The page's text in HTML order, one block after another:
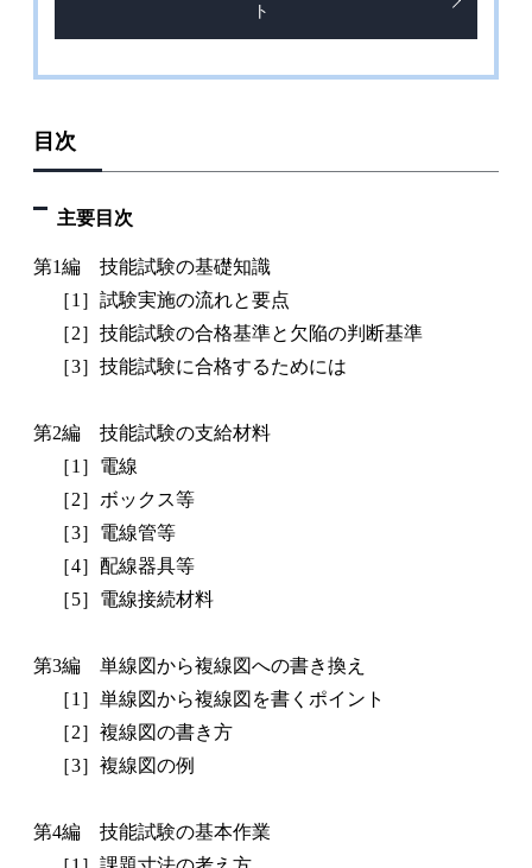
ト
目次
主要目次
第1編 技能試験の基礎知識
［1］試験実施の流れと要点
［2］技能試験の合格基準と欠陥の判断基準
［3］技能試験に合格するためには
第2編 技能試験の支給材料
［1］電線
［2］ボックス等
［3］電線管等
［4］配線器具等
［5］電線接続材料
第3編 単線図から複線図への書き換え
［1］単線図から複線図を書くポイント
［2］複線図の書き方
［3］複線図の例
第4編 技能試験の基本作業